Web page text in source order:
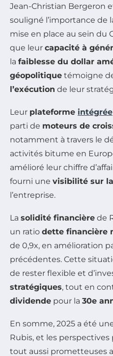
Jean-Christian Bergeron
souligné l’importance de
mise en place au sein du
que leur capacité à
la faiblesse du dollar
géopolitique témoigne
l’exécution de leur
Leur plateforme intégrée
parti de moteurs de
notamment à travers le
activités bitume en
amélioré leur chiffre
fourni une visibilité sur
l’entreprise.
La solidité financière de
un ratio dette financière
de 0,9x, en amélioration
précédentes. Cette
de rester flexible et
stratégiques, tout en
dividende pour la 30e
En somme, 2025 a été
Rubis, et les perspectives
tout aussi prometteuses